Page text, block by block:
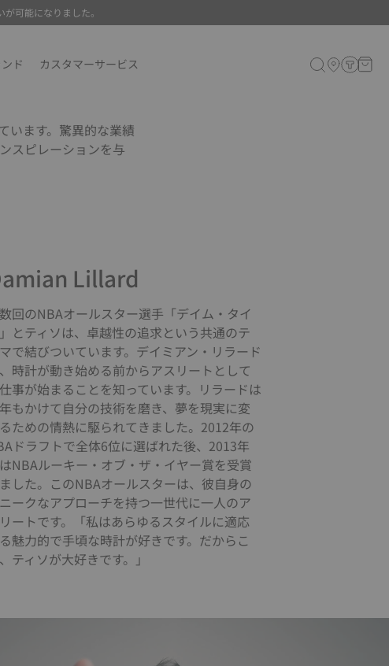
可能になりました。
ド カスタマーサービス
います。驚異的な業績
スピレーションを与
Lillard
回のNBAオールスター選手「デイム・タイ
とティソは、卓越性の追求という共通のテ
で結びついています。デイミアン・リラード
時計が動き始める前からアスリートとして
事が始まることを知っています。リラードは
もかけて自分の技術を磨き、夢を現実に変
ための情熱に駆られてきました。2012年の
ドラフトで全体6位に選ばれた後、2013年
NBAルーキー・オブ・ザ・イヤー賞を受賞
した。このNBAオールスターは、彼自身の
ークなアプローチを持つ一世代に一人のア
ートです。「私はあらゆるスタイルに適応
魅力的で手頃な時計が好きです。だからこ
ティソが大好きです。」